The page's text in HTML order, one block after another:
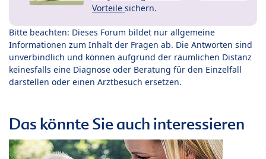
Vorteile sichern.
Bitte beachten: Dieses Forum bildet nur allgemeine
Informationen zum Inhalt der Fragen ab. Die Antworten sind
unverbindlich und können aufgrund der räumlichen Distanz
keinesfalls eine Diagnose oder Beratung für den Einzelfall
darstellen oder einen Arztbesuch ersetzen.
Das könnte Sie auch interessieren